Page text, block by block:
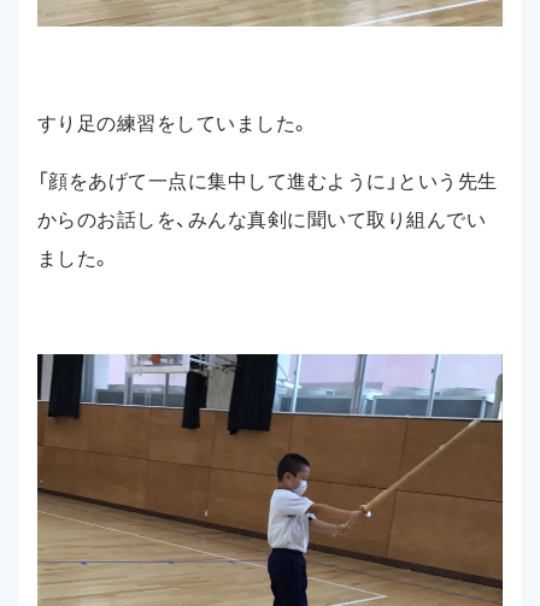
すり足の練習をしていました。
「顔をあげて一点に集中して進むように」という先生
からのお話しを、みんな真剣に聞いて取り組んでい
ました。